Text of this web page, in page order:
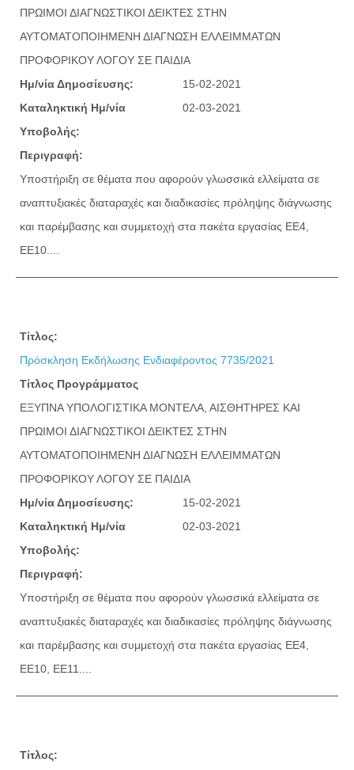
ΠΡΩΙΜΟΙ ΔΙΑΓΝΩΣΤΙΚΟΙ ΔΕΙΚΤΕΣ ΣΤΗΝ
ΑΥΤΟΜΑΤΟΠΟΙΗΜΕΝΗ ΔΙΑΓΝΩΣΗ ΕΛΛΕΙΜΜΑΤΩΝ
ΠΡΟΦΟΡΙΚΟΥ ΛΟΓΟΥ ΣΕ ΠΑΙΔΙΑ
Ημ/νία Δημοσίευσης:
15-02-2021
Καταληκτική Ημ/νία
Υποβολής:
02-03-2021
Περιγραφή:
Υποστήριξη σε θέματα που αφορούν γλωσσικά ελλείματα σε
αναπτυξιακές διαταραχές και διαδικασίες πρόληψης διάγνωσης
και παρέμβασης και συμμετοχή στα πακέτα εργασίας ΕΕ4,
ΕΕ10....
Τίτλος:
Πρόσκληση Εκδήλωσης Ενδιαφέροντος 7735/2021
Τίτλος Προγράμματος
ΕΞΥΠΝΑ ΥΠΟΛΟΓΙΣΤΙΚΑ ΜΟΝΤΕΛΑ, ΑΙΣΘΗΤΗΡΕΣ ΚΑΙ
ΠΡΩΙΜΟΙ ΔΙΑΓΝΩΣΤΙΚΟΙ ΔΕΙΚΤΕΣ ΣΤΗΝ
ΑΥΤΟΜΑΤΟΠΟΙΗΜΕΝΗ ΔΙΑΓΝΩΣΗ ΕΛΛΕΙΜΜΑΤΩΝ
ΠΡΟΦΟΡΙΚΟΥ ΛΟΓΟΥ ΣΕ ΠΑΙΔΙΑ
Ημ/νία Δημοσίευσης:
15-02-2021
Καταληκτική Ημ/νία
Υποβολής:
02-03-2021
Περιγραφή:
Υποστήριξη σε θέματα που αφορούν γλωσσικά ελλείματα σε
αναπτυξιακές διαταραχές και διαδικασίες πρόληψης διάγνωσης
και παρέμβασης και συμμετοχή στα πακέτα εργασίας ΕΕ4,
ΕΕ10, ΕΕ11....
Τίτλος: